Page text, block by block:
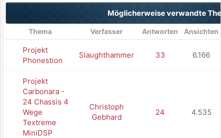
Möglicherweise verwandte
Thema Verfasser Antworten Ansichten
Projekt
Phonestion
Slaughthammer 33 6.166
Projekt
Carbonara -
24 Chassis 4
Wege
Textreme
MiniDSP
Christoph
Gebhard
24 4.535